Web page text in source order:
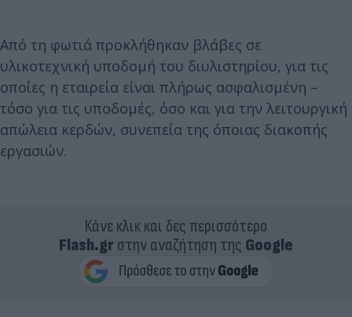
Από τη φωτιά προκλήθηκαν βλάβες σε
υλικοτεχνική υποδομή του διυλιστηρίου, για τις
οποίες η εταιρεία είναι πλήρως ασφαλισμένη –
τόσο για τις υποδομές, όσο και για την λειτουργική
απώλεια κερδών, συνεπεία της όποιας διακοπής
εργασιών.
Κάνε κλικ και δες περισσότερο
Flash.grστην αναζήτηση της Google